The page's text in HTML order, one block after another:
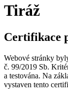
Tiráž
Certifikace
Webové stránky
č. 99/2019 Sb.
a testována. Na
vystaven tento